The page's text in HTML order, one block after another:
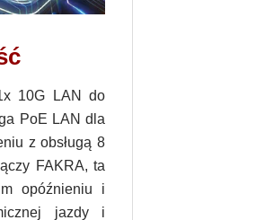
10G LAN do
PoE LAN dla
z obsługą 8
FAKRA, ta
opóźnieniu i
jazdy i